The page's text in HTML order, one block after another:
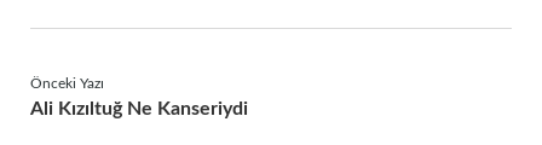
Önceki Yazı
Ali Kızıltuğ Ne Kanseriydi